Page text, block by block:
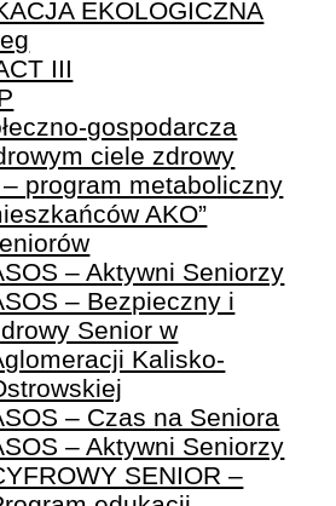
EKOLOGICZNA
III
gospodarcza
ciele zdrowy
program metaboliczny
AKO”
– Aktywni Seniorzy
– Bezpieczny i
Senior w
Kalisko-
– Czas na Seniora
– Aktywni Seniorzy
SENIOR –